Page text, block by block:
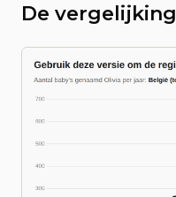
De vergelijking